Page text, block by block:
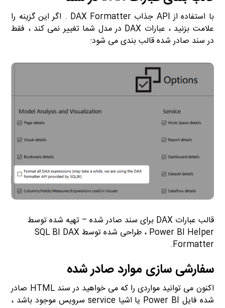
با استفاده از API جذاب DAX Formatter . اگر این گزینه را
علامت بزنید ، عبارات DAX در مدل شما تغییر نمی کند ، فقط
در سند صادر شده قالب بندی می شود:
قالب عبارات DAX برای سند صادر شده – تهیه شده توسط
Power BI Helper ، طراحی شده توسط SQL BI DAX
Formatter.
سفارشی سازی موارد صادر شده
اکنون می توانید مواردی را که می خواهید در سند HTML صادر
شده فایل Power BI یا اشیا service سرویس موجود باشد ،